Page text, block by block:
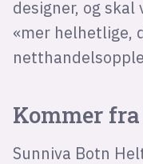
designer, og
«mer helhetlige,
Kommer
Sunniva Botn